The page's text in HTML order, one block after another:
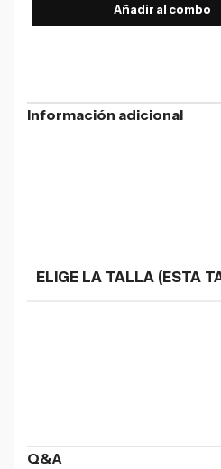
Añadir al combo
Información adicional
ELIGE LA TALLA (ESTA
Q&A